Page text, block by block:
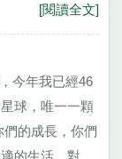
[閱讀全文]
今年我已經46
球，唯一一顆
的成長，你們
的生活，對